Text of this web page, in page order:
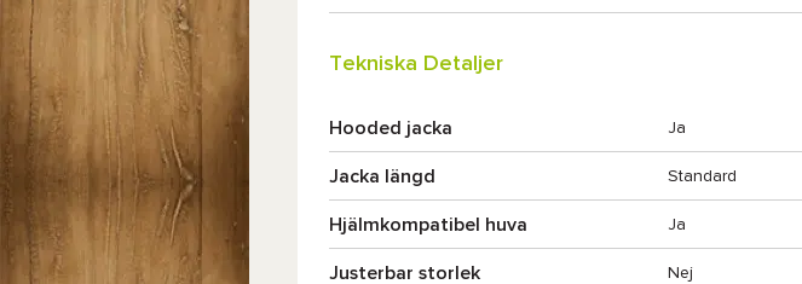
Tekniska Detaljer
Hooded jacka Ja
Jacka längd Standard
Hjälmkompatibel huva Ja
Justerbar storlek Nej